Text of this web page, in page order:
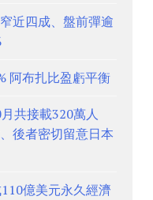
近四成、盤前彈逾
阿布扎比盈虧平衡
共接載320萬人
後者密切留意日本
億美元永久經濟